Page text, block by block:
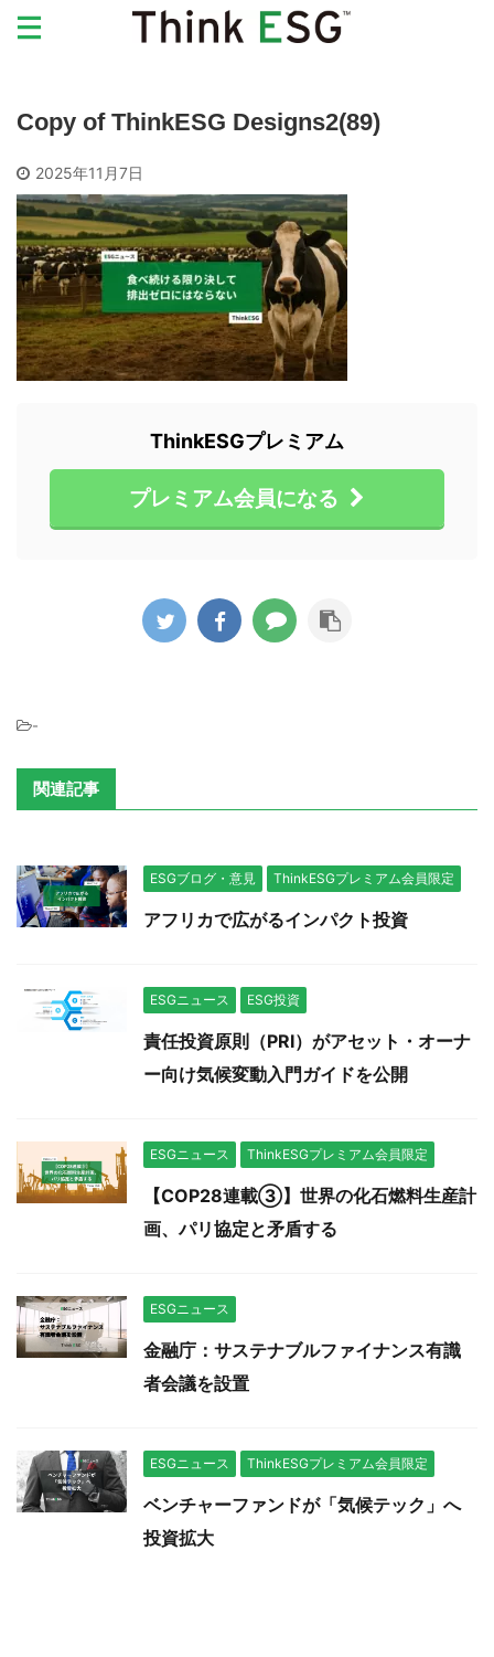
Copy of ThinkESG Designs2(89)
2025年11月7日
ThinkESGプレミアム
プレミアム会員になる
-
関連記事
ESGブログ・意見 ThinkESGプレミアム会員限定
アフリカで広がるインパクト投資
ESGニュース ESG投資
責任投資原則（PRI）がアセット・オーナ
ー向け気候変動入門ガイドを公開
ESGニュース ThinkESGプレミアム会員限定
【COP28連載③】世界の化石燃料生産計
画、パリ協定と矛盾する
ESGニュース
金融庁：サステナブルファイナンス有識
者会議を設置
ESGニュース ThinkESGプレミアム会員限定
ベンチャーファンドが「気候テック」へ
投資拡大